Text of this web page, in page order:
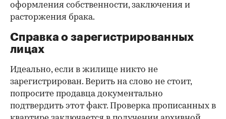
оформления собственности, заключения и
расторжения брака.
Справка о зарегистрированных
лицах
Идеально, если в жилище никто не
зарегистрирован. Верить на слово не стоит,
попросите продавца документально
подтвердить этот факт. Проверка прописанных в